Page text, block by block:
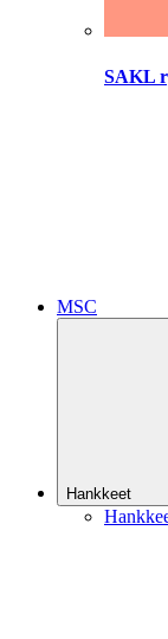
SAKL
MSC
Hankkeet